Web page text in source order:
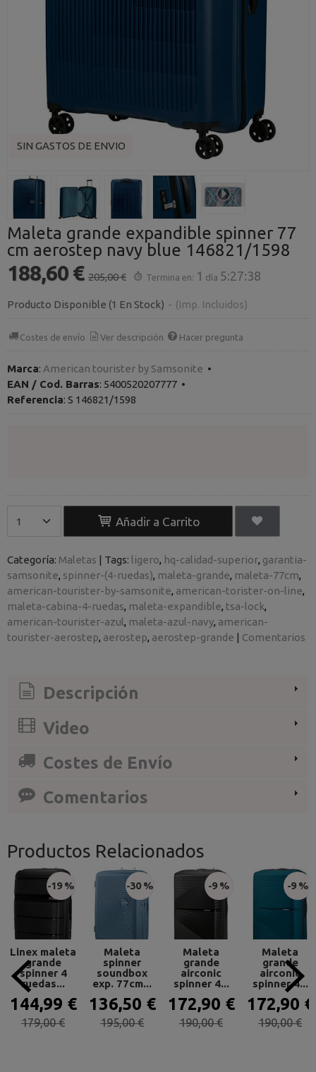
SIN GASTOS DE ENVIO
Maleta grande expandible spinner 77
cm aerostep navy blue 146821/1598
188,60 € 205,00 € Termina en: 1 día 5:27:37
Producto Disponible (1 En Stock) - (Imp. Incluidos)
Costes de envío Ver descripción Hacer pregunta
Marca: American tourister by Samsonite •
EAN / Cod. Barras: 5400520207777 •
Referencia: S 146821/1598
Añadir a Carrito
Categoría: Maletas | Tags: ligero hq-calidad-superior garantia-
samsonite spinner-(4-ruedas) maleta-grande maleta-77cm
american-tourister-by-samsonite american-torister-on-line
maleta-cabina-4-ruedas maleta-expandible tsa-lock
american-tourister-azul
maleta-azul-navy american-
tourister-aerostep aerostep aerostep-grande | Comentarios
Descripción
Video
Costes de Envío
Comentarios
Productos Relacionados
-19 %
Linex maleta
grande
spinner 4
ruedas...
144,99 €
179,00 €
-30 %
Maleta
spinner
soundbox
exp. 77cm...
136,50 €
195,00 €
-9 %
Maleta
grande
airconic
spinner 4...
172,90 €
190,00 €
-9 %
Maleta
grande
airconic
spinner 4...
172,90 €
190,00 €